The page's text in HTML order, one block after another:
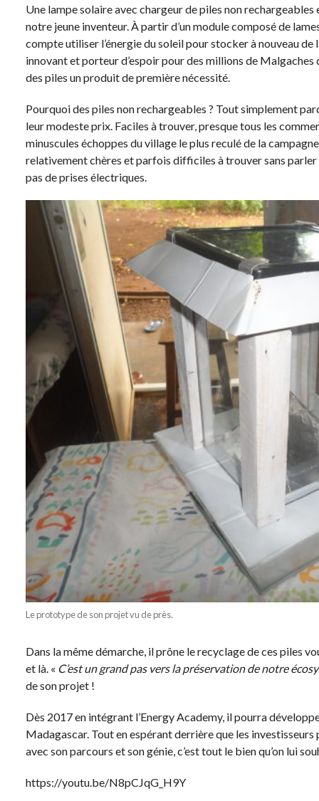
Une lampe solaire avec chargeur de piles non
notre jeune inventeur. À partir d’un module composé de
compte utiliser l’énergie du soleil pour stocker à nouveau de
innovant et porteur d’espoir pour des millions de
des piles un produit de première nécessité.
Pourquoi des piles non rechargeables ? Tout simplement
leur modeste prix. Faciles à trouver, presque tous les
minuscules échoppes du village le plus reculé de la
relativement chères et parfois difficiles à trouver sans
pas de prises électriques.
Le prototype de son projet vu de près.
Dans la même démarche, il prône le recyclage de ces piles
et là. « C’est un grand pas vers la préservation de notre
de son projet !
Dès 2017 en intégrant l’Energy Academy, il pourra
Madagascar. Tout en espérant derrière que les
avec son parcours et son génie, c’est tout le bien qu’on lui
https://youtu.be/N8pCJqG_H9Y